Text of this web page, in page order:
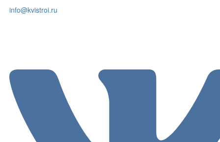
info@kvistroi.ru